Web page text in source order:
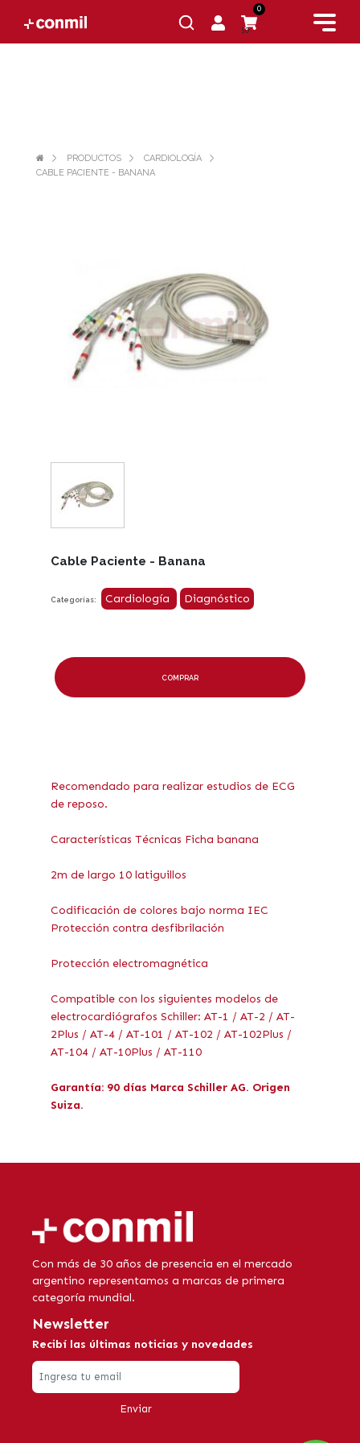
0
$0
PRODUCTOS
CARDIOLOGÍA
CABLE PACIENTE - BANANA
Cable Paciente - Banana
Categorías: Cardiología Diagnóstico
COMPRAR
Recomendado para realizar estudios de ECG
de reposo.
Características Técnicas Ficha banana
2m de largo 10 latiguillos
Codificación de colores bajo norma IEC
Protección contra desfibrilación
Protección electromagnética
Compatible con los siguientes modelos de
electrocardiógrafos Schiller: AT-1 / AT-2 / AT-
2Plus / AT-4 / AT-101 / AT-102 / AT-102Plus /
AT-104 / AT-10Plus / AT-110
Garantía: 90 días Marca Schiller AG. Origen
Suiza.
Con más de 30 años de presencia en el mercado
argentino representamos a marcas de primera
categoría mundial.
Newsletter
Recibí las últimas noticias y novedades
Enviar